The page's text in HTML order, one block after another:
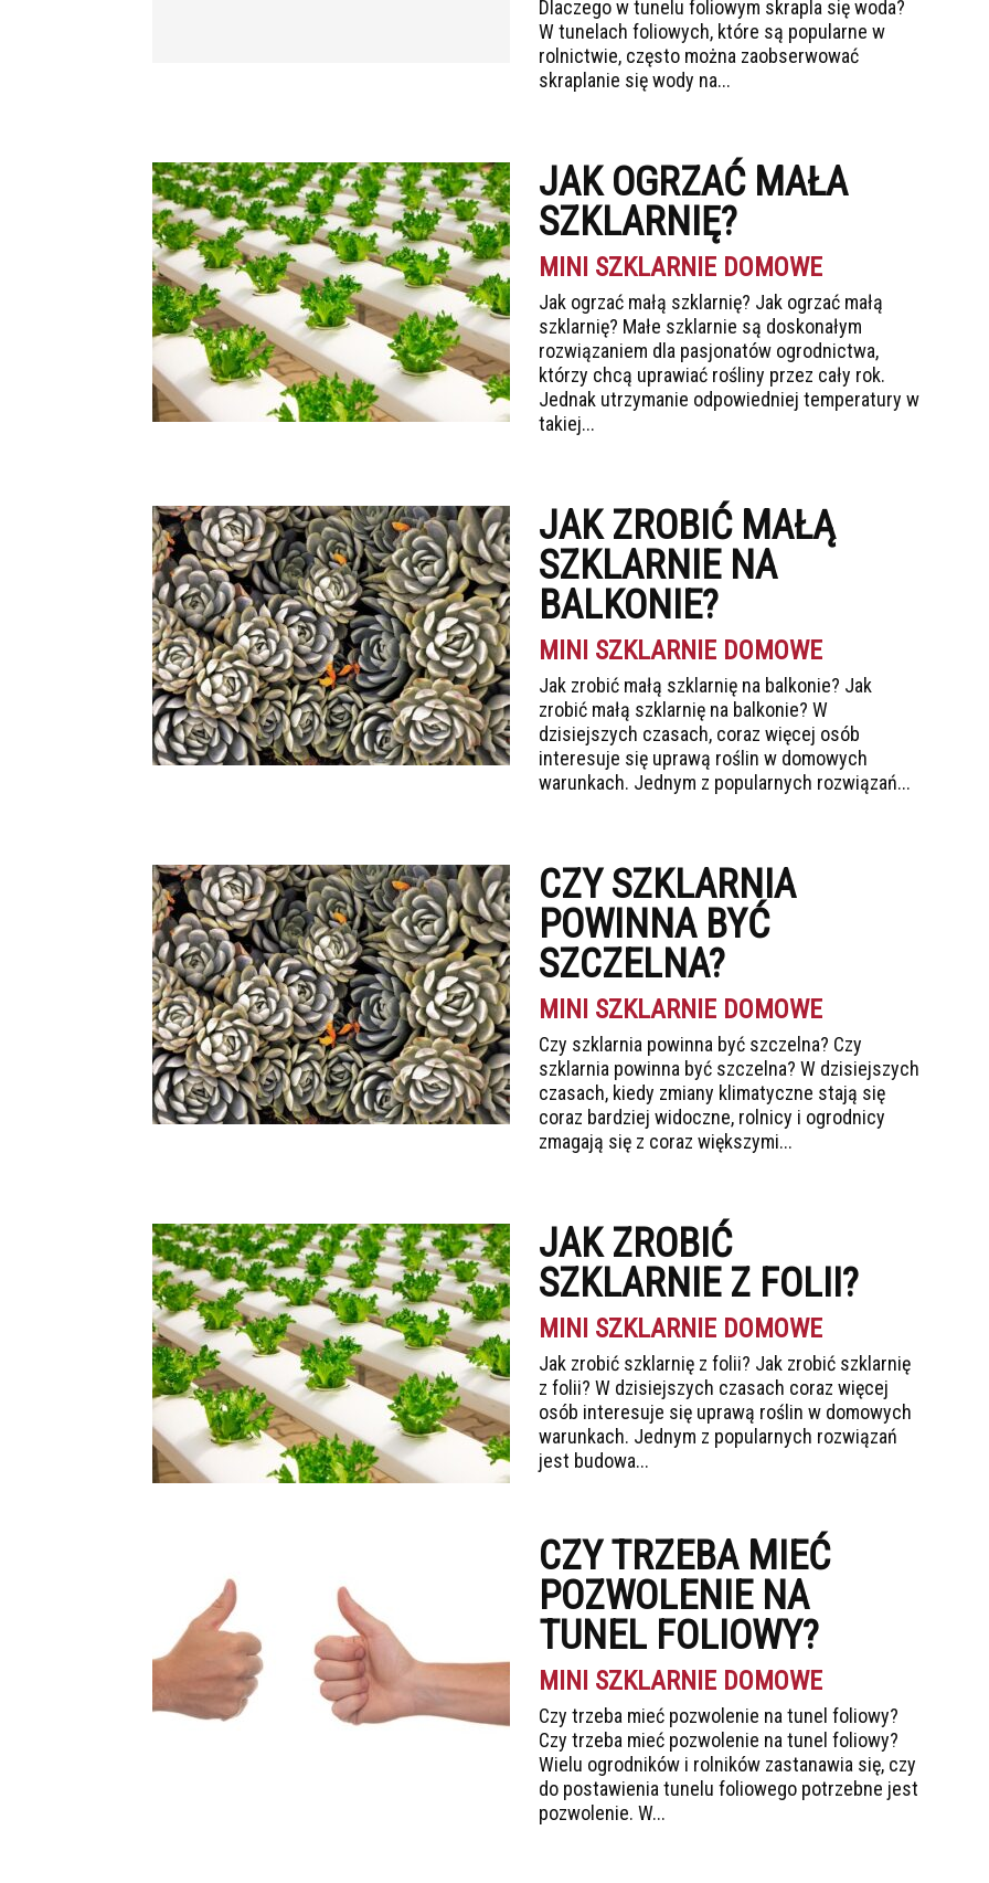
Dlaczego w tunelu foliowym skrapla się woda?
W tunelach foliowych, które są popularne w
rolnictwie, często można zaobserwować
skraplanie się wody na...
JAK OGRZAĆ MAŁA
SZKLARNIĘ?
MINI SZKLARNIE DOMOWE
Jak ogrzać małą szklarnię? Jak ogrzać małą
szklarnię? Małe szklarnie są doskonałym
rozwiązaniem dla pasjonatów ogrodnictwa,
którzy chcą uprawiać rośliny przez cały rok.
Jednak utrzymanie odpowiedniej temperatury w
takiej...
JAK ZROBIĆ MAŁĄ
SZKLARNIE NA
BALKONIE?
MINI SZKLARNIE DOMOWE
Jak zrobić małą szklarnię na balkonie? Jak
zrobić małą szklarnię na balkonie? W
dzisiejszych czasach, coraz więcej osób
interesuje się uprawą roślin w domowych
warunkach. Jednym z popularnych rozwiązań...
CZY SZKLARNIA
POWINNA BYĆ
SZCZELNA?
MINI SZKLARNIE DOMOWE
Czy szklarnia powinna być szczelna? Czy
szklarnia powinna być szczelna? W dzisiejszych
czasach, kiedy zmiany klimatyczne stają się
coraz bardziej widoczne, rolnicy i ogrodnicy
zmagają się z coraz większymi...
JAK ZROBIĆ
SZKLARNIE Z FOLII?
MINI SZKLARNIE DOMOWE
Jak zrobić szklarnię z folii? Jak zrobić szklarnię
z folii? W dzisiejszych czasach coraz więcej
osób interesuje się uprawą roślin w domowych
warunkach. Jednym z popularnych rozwiązań
jest budowa...
CZY TRZEBA MIEĆ
POZWOLENIE NA
TUNEL FOLIOWY?
MINI SZKLARNIE DOMOWE
Czy trzeba mieć pozwolenie na tunel foliowy?
Czy trzeba mieć pozwolenie na tunel foliowy?
Wielu ogrodników i rolników zastanawia się, czy
do postawienia tunelu foliowego potrzebne jest
pozwolenie. W...